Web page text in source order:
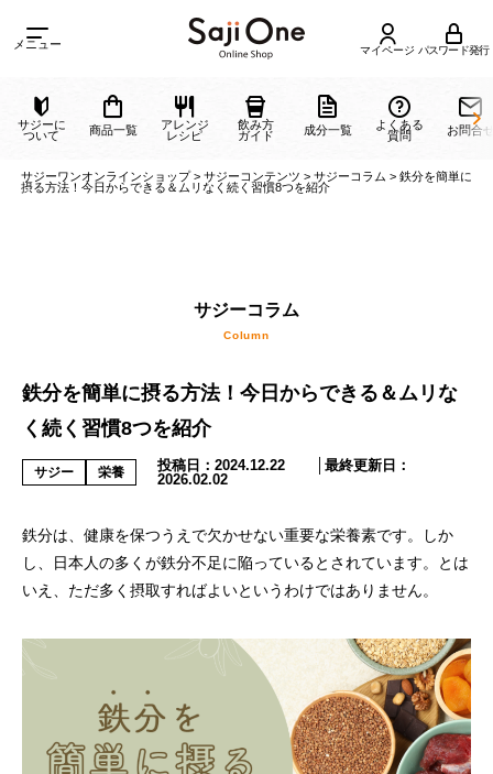
メニュー マイページ パスワード発行
サジーに アレンジ 飲み方 成分一覧 よくある
サジーワンオンラインショップ> サジーコンテンツ
サジーコラム
鉄分を簡単に摂る方法！今日からできる＆ムリな
く続く習慣8つを紹介
サジー 栄養 投稿日：2024.12.22 │最終更新日：
2026.02.02
鉄分は、健康を保つうえで欠かせない重要な栄養素です。しか
し、日本人の多くが鉄分不足に陥っているとされています。とは
いえ、ただ多く摂取すればよいというわけではありません。